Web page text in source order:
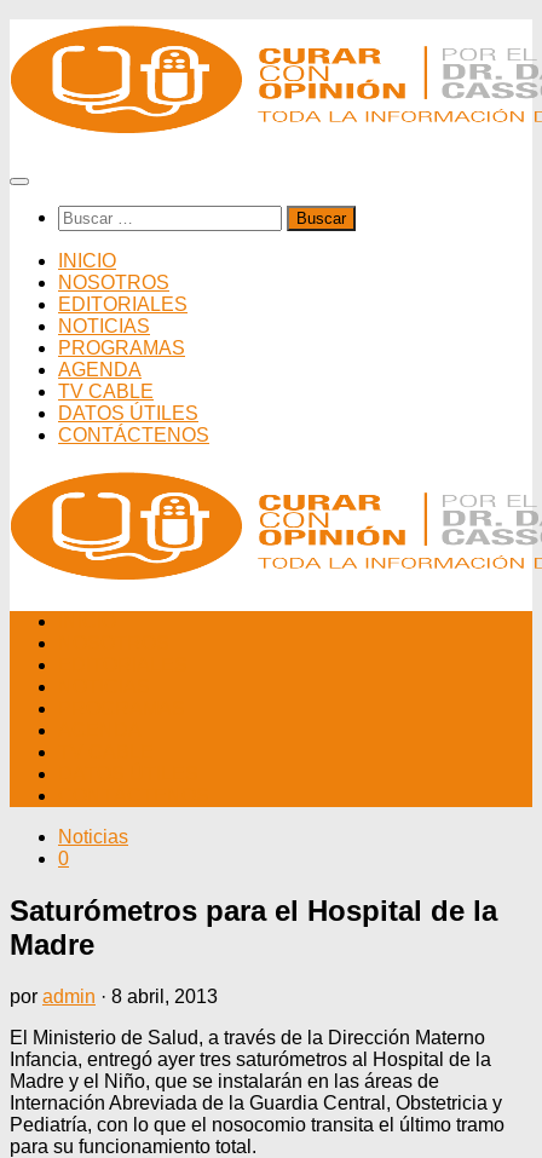
al
contenido
Buscar:
INICIO
NOSOTROS
EDITORIALES
NOTICIAS
PROGRAMAS
AGENDA
TV CABLE
DATOS ÚTILES
CONTÁCTENOS
Noticias
0
Saturómetros para el Hospital de la
Madre
por admin · 8 abril, 2013
El Ministerio de Salud, a través de la Dirección Materno
Infancia, entregó ayer tres saturómetros al Hospital de la
Madre y el Niño, que se instalarán en las áreas de
Internación Abreviada de la Guardia Central, Obstetricia y
Pediatría, con lo que el nosocomio transita el último tramo
para su funcionamiento total.